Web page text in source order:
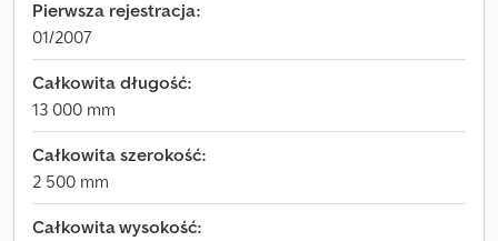
Pierwsza rejestracja:
01/2007
Całkowita długość:
13 000 mm
Całkowita szerokość:
2 500 mm
Całkowita wysokość: